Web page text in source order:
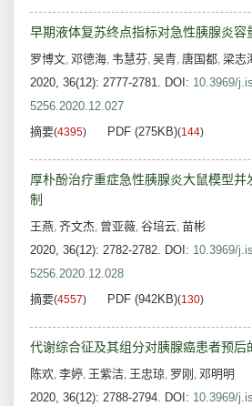
早期液体复苏终点指标对急性胰腺炎容
罗博文, 邓德海, 韦慧芬, 吴青, 唐国都, 梁志
2020, 36(12): 2777-2781. DOI: 10.3969/
5256.2020.12.027
摘要(4395) PDF (275KB)(144)
厚朴酚治疗重症急性胰腺炎大鼠模型
制
王燕, 齐文杰, 曾亚薇, 谷培云, 苗彬
2020, 36(12): 2782-2782. DOI: 10.3969/
5256.2020.12.028
摘要(4557) PDF (942KB)(130)
代谢综合征及其组分对胰腺癌患者预后
陈欢, 李婷, 王紫洁, 王忠琼, 罗刚 , 邓明明
2020, 36(12): 2788-2794. DOI: 10.3969/